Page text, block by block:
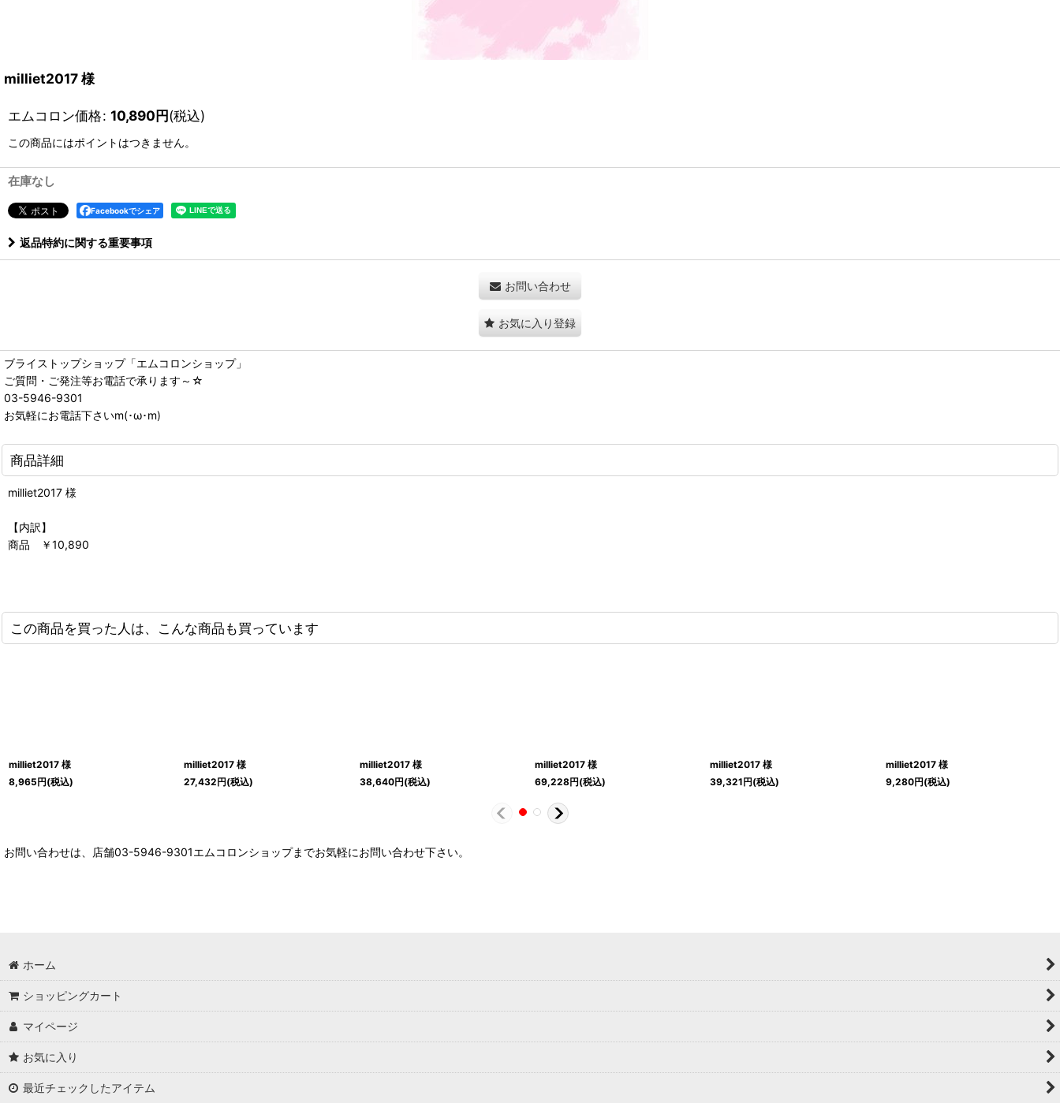
milliet2017 様
エムコロン価格: 10,890円(税込)
この商品にはポイントはつきません。
在庫なし
Facebookでシェア
返品特約に関する重要事項
お問い合わせ
お気に入り登録
ブライストップショップ「エムコロンショップ」
ご質問・ご発注等お電話で承ります～☆
03-5946-9301
お気軽にお電話下さいm(･ω･m)
商品詳細
milliet2017 様
【内訳】
商品 ￥10,890
この商品を買った人は、こんな商品も買っています
milliet2017 様
8,965円(税込)
milliet2017 様
27,432円(税込)
milliet2017 様
38,640円(税込)
milliet2017 様
69,228円(税込)
milliet2017 様
39,321円(税込)
milliet2017 様
9,280円(税込)
お問い合わせは、店舗03-5946-9301エムコロンショップまでお気軽にお問い合わせ下さい。
ホーム
ショッピングカート
マイページ
お気に入り
最近チェックしたアイテム